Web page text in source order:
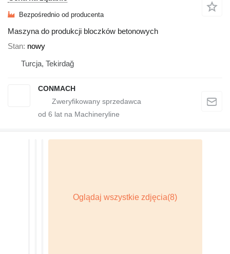
Bezpośrednio od producenta
Maszyna do produkcji bloczków betonowych
Stan nowy
Turcja, Tekirdağ
CONMACH
od 6 lat na Machineryline